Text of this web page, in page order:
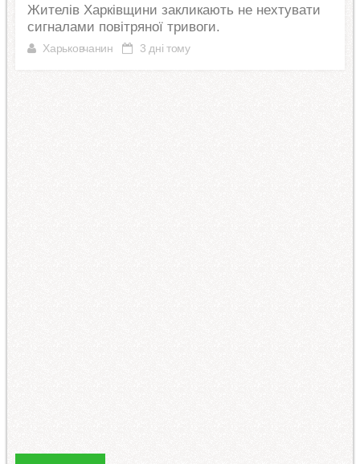
Жителів Харківщини закликають не нехтувати
сигналами повітряної тривоги.
Харьковчанин 3 дні тому